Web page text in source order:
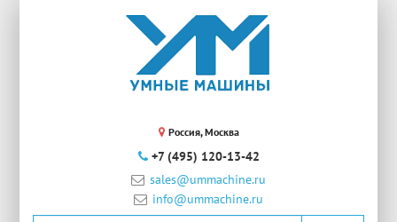
Россия, Москва
+7 (495) 120-13-42
sales@ummachine.ru
info@ummachine.ru